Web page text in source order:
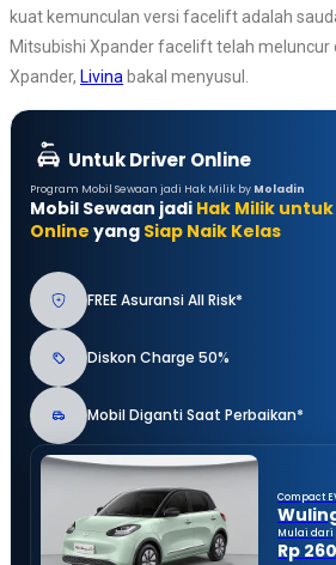
kuat kemunculan versi facelift adalah
Mitsubishi Xpander facelift telah meluncur
Xpander, Livina bakal menyusul.
Untuk Driver Online
Program Mobil Sewaan jadi Hak Milik by Moladin
Mobil Sewaan jadi Hak Milik untuk
Online yang Siap Naik Kelas
FREE Asuransi All Risk*
Diskon Charge 50%
Mobil Diganti Saat Perbaikan*
Compact
Mulai dari
Rp